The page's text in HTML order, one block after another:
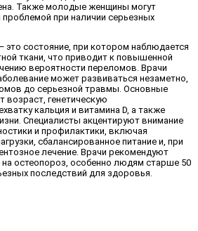
Также молодые женщины могут
проблемой при наличии серьезных
состояние, при котором наблюдается
ткани, что приводит к повышенной
вероятности переломов. Врачи
может развиваться незаметно,
до серьезной травмы. Основные
генетическую
кальция и витамина D, а также
Специалисты акцентируют внимание
и профилактики, включая
сбалансированное питание и, при
лечение. Врачи рекомендуют
остеопороз, особенно людям старше 50
последствий для здоровья.